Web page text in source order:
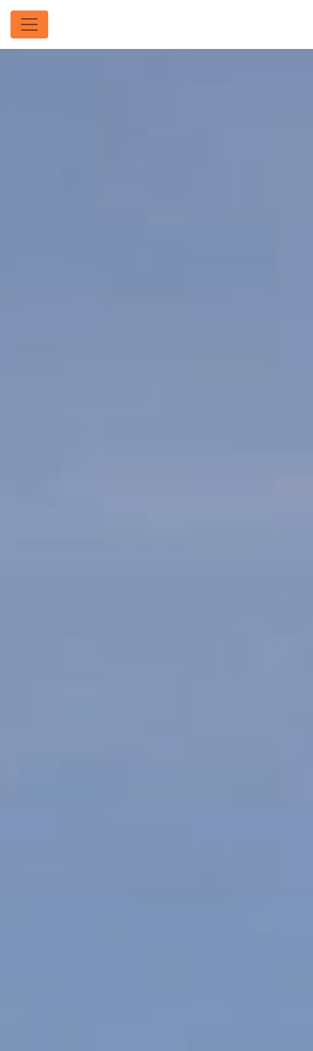
Panneau de gestion des cookies